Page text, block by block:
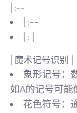
| :--
| :--
| : |
魔术记号识别
象形记号：
如A的记号可能
花色符号：